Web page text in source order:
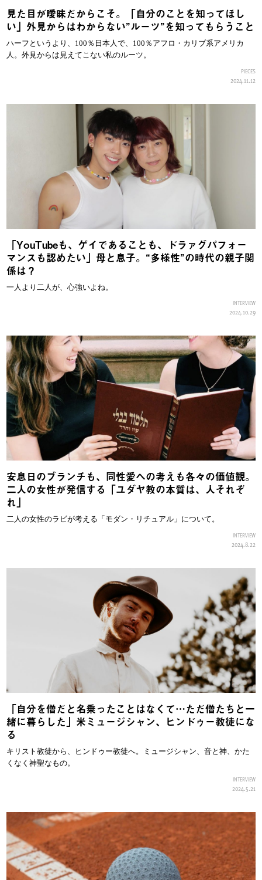
見た目が曖昧だからこそ。「自分のことを知ってほし
い」外見からはわからない”ルーツ”を知ってもらうこと
ハーフというより、100％日本人で、100％アフロ・カリブ系アメリカ
人。外見からは見えてこない私のルーツ。
PIECES
2024.11.12
「YouTubeも、ゲイであることも、ドラァグパフォー
マンスも認めたい」母と息子。“多様性”の時代の親子関
係は？
一人より二人が、心強いよね。
INTERVIEW
2024.10.29
安息日のブランチも、同性愛への考えも各々の価値観。
二人の女性が発信する「ユダヤ教の本質は、人それぞ
れ」
二人の女性のラビが考える「モダン・リチュアル」について。
INTERVIEW
2024.8.22
「自分を僧だと名乗ったことはなくて…ただ僧たちと一
緒に暮らした」米ミュージシャン、ヒンドゥー教徒にな
る
キリスト教徒から、ヒンドゥー教徒へ。ミュージシャン、音と神、かた
くなく神聖なもの。
INTERVIEW
2024.5.21